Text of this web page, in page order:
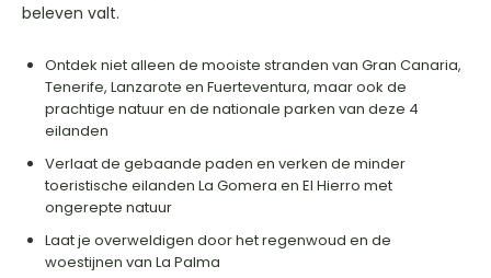
beleven valt.
Ontdek niet alleen de mooiste stranden van Gran Canaria,
Tenerife, Lanzarote en Fuerteventura, maar ook de
prachtige natuur en de nationale parken van deze 4
eilanden
Verlaat de gebaande paden en verken de minder
toeristische eilanden La Gomera en El Hierro met
ongerepte natuur
Laat je overweldigen door het regenwoud en de
woestijnen van La Palma